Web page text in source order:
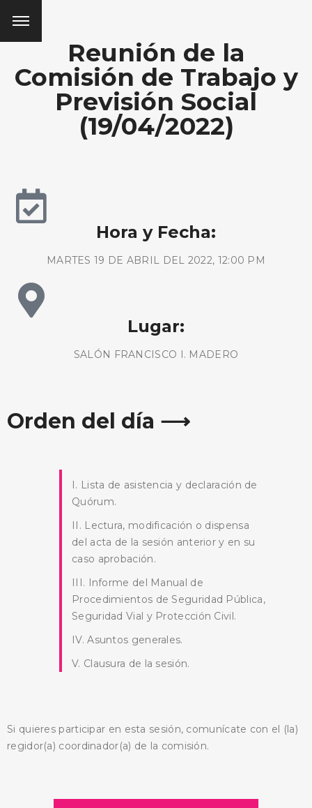
BUSCA AQUÍ
Reunión de la
Comisión de Trabajo y
Previsión Social
(19/04/2022)
Hora y Fecha:
MARTES 19 DE ABRIL DEL 2022, 12:00 PM
Lugar:
SALÓN FRANCISCO I. MADERO
Orden del día ⟶
I. Lista de asistencia y declaración de
Quórum.
II. Lectura, modificación o dispensa
del acta de la sesión anterior y en su
caso aprobación.
III. Informe del Manual de
Procedimientos de Seguridad Pública,
Seguridad Vial y Protección Civil.
IV. Asuntos generales.
V. Clausura de la sesión.
Si quieres participar en esta sesión, comunícate con el (la)
regidor(a) coordinador(a) de la comisión.